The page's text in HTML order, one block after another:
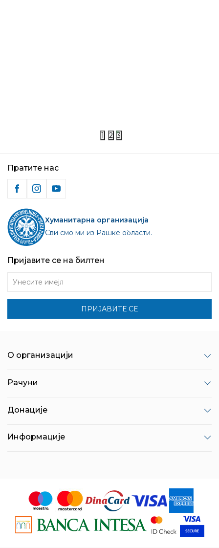
1 2 3
Пратите нас
Хуманитарна организација
Сви смо ми из Рашке области.
Пријавите се на билтен
Унесите имејл
ПРИЈАВИТЕ СЕ
О организацији
Рачуни
Донације
Информације